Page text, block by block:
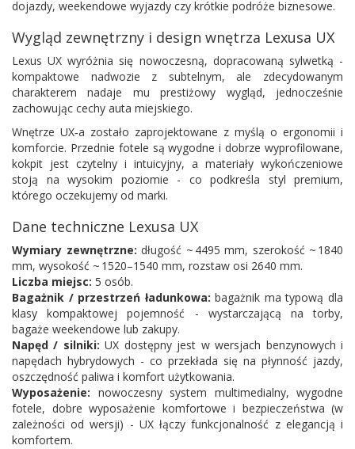
dojazdy, weekendowe wyjazdy czy krótkie podróże biznesowe.
Wygląd zewnętrzny i design wnętrza Lexusa UX
Lexus UX wyróżnia się nowoczesną, dopracowaną sylwetką -
kompaktowe nadwozie z subtelnym, ale zdecydowanym
charakterem nadaje mu prestiżowy wygląd, jednocześnie
zachowując cechy auta miejskiego.
Wnętrze UX‑a zostało zaprojektowane z myślą o ergonomii i
komforcie. Przednie fotele są wygodne i dobrze wyprofilowane,
kokpit jest czytelny i intuicyjny, a materiały wykończeniowe
stoją na wysokim poziomie - co podkreśla styl premium,
którego oczekujemy od marki.
Dane techniczne Lexusa UX
Wymiary zewnętrzne: długość ~ 4495 mm, szerokość ~ 1840
mm, wysokość ~ 1520–1540 mm, rozstaw osi 2640 mm.
Liczba miejsc: 5 osób.
Bagażnik / przestrzeń ładunkowa: bagażnik ma typową dla
klasy kompaktowej pojemność - wystarczającą na torby,
bagaże weekendowe lub zakupy.
Napęd / silniki:UX dostępny jest w wersjach benzynowych i
napędach hybrydowych - co przekłada się na płynność jazdy,
oszczędność paliwa i komfort użytkowania.
Wyposażenie: nowoczesny system multimedialny, wygodne
fotele, dobre wyposażenie komfortowe i bezpieczeństwa (w
zależności od wersji) - UX łączy funkcjonalność z elegancją i
komfortem.